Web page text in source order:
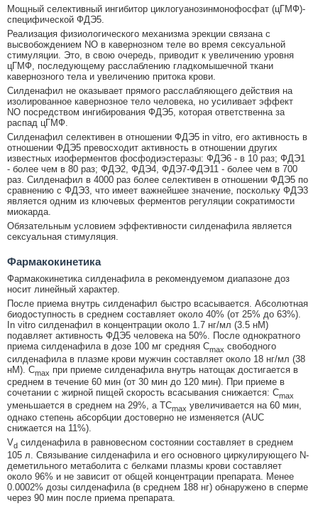
Мощный селективный ингибитор циклогуанозинмонофосфат (цГМФ)-
специфической ФДЭ5.
Реализация физиологического механизма эрекции связана с
высвобождением NO в кавернозном теле во время сексуальной
стимуляции. Это, в свою очередь, приводит к увеличению уровня
цГМФ, последующему расслаблению гладкомышечной ткани
кавернозного тела и увеличению притока крови.
Силденафил не оказывает прямого расслабляющего действия на
изолированное кавернозное тело человека, но усиливает эффект
NO посредством ингибирования ФДЭ5, которая ответственна за
распад цГМФ.
Силденафил селективен в отношении ФДЭ5 in vitro, его активность в
отношении ФДЭ5 превосходит активность в отношении других
известных изоферментов фосфодиэстеразы: ФДЭ6 - в 10 раз; ФДЭ1
- более чем в 80 раз; ФДЭ2, ФДЭ4, ФДЭ7-ФДЭ11 - более чем в 700
раз. Силденафил в 4000 раз более селективен в отношении ФДЭ5 по
сравнению с ФДЭ3, что имеет важнейшее значение, поскольку ФДЭ3
является одним из ключевых ферментов регуляции сократимости
миокарда.
Обязательным условием эффективности силденафила является
сексуальная стимуляция.
Фармакокинетика
Фармакокинетика силденафила в рекомендуемом диапазоне доз
носит линейный характер.
После приема внутрь силденафил быстро всасывается. Абсолютная
биодоступность в среднем составляет около 40% (от 25% до 63%).
In vitro силденафил в концентрации около 1.7 нг/мл (3.5 нМ)
подавляет активность ФДЭ5 человека на 50%. После однократного
приема силденафила в дозе 100 мг средняя Cmax свободного
силденафила в плазме крови мужчин составляет около 18 нг/мл (38
нМ). Cmax при приеме силденафила внутрь натощак достигается в
среднем в течение 60 мин (от 30 мин до 120 мин). При приеме в
сочетании с жирной пищей скорость всасывания снижается: Cmax
уменьшается в среднем на 29%, а ТCmax увеличивается на 60 мин,
однако степень абсорбции достоверно не изменяется (AUC
снижается на 11%).
Vd силденафила в равновесном состоянии составляет в среднем
105 л. Связывание силденафила и его основного циркулирующего N-
деметильного метаболита с белками плазмы крови составляет
около 96% и не зависит от общей концентрации препарата. Менее
0.0002% дозы силденафила (в среднем 188 нг) обнаружено в сперме
через 90 мин после приема препарата.